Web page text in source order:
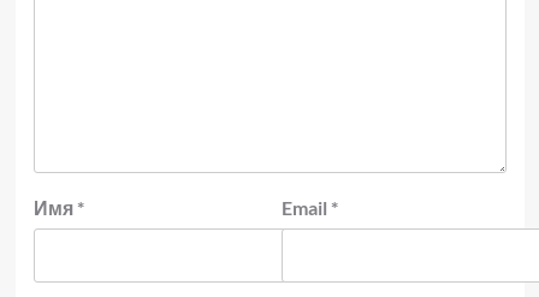
Имя * Email *